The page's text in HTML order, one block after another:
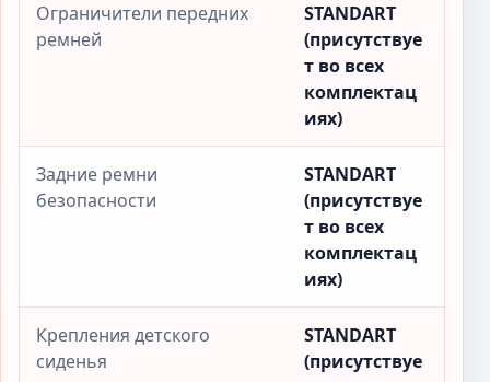
Ограничители передних
ремней
STANDART
(присутствуе
т во всех
комплектац
иях)
Задние ремни
безопасности
STANDART
(присутствуе
т во всех
комплектац
иях)
Крепления детского
сиденья
STANDART
(присутствуе